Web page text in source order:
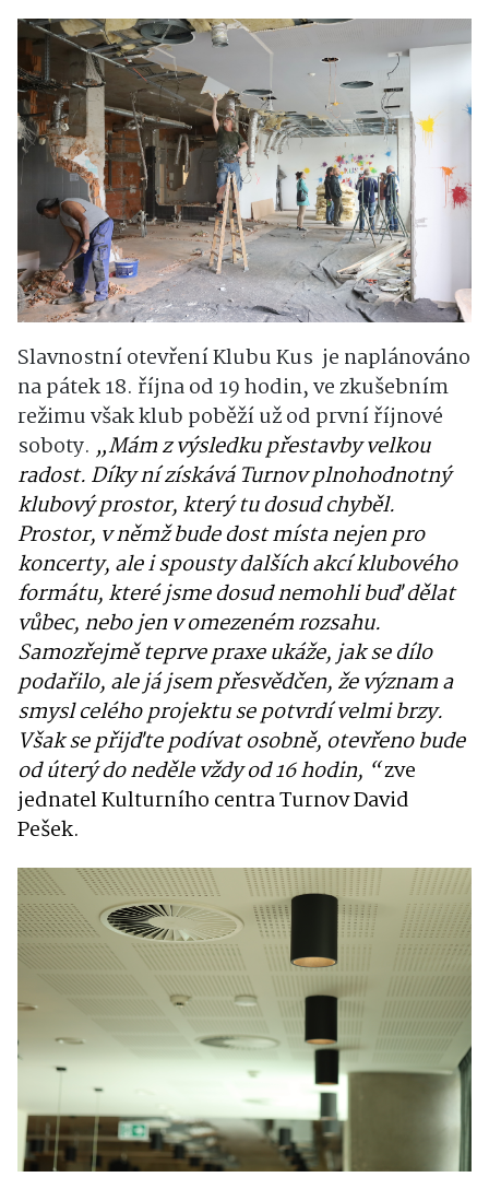
Slavnostní otevření Klubu Kus je naplánováno
na pátek 18. října od 19 hodin, ve zkušebním
režimu však klub poběží už od první říjnové
soboty. „Mám z výsledku přestavby velkou
radost. Díky ní získává Turnov plnohodnotný
klubový prostor, který tu dosud chyběl.
Prostor, v němž bude dost místa nejen pro
koncerty, ale i spousty dalších akcí klubového
formátu, které jsme dosud nemohli buď dělat
vůbec, nebo jen v omezeném rozsahu.
Samozřejmě teprve praxe ukáže, jak se dílo
podařilo, ale já jsem přesvědčen, že význam a
smysl celého projektu se potvrdí velmi brzy.
Však se přijďte podívat osobně, otevřeno bude
od úterý do neděle vždy od 16 hodin, “zve
jednatel Kulturního centra Turnov David
Pešek.